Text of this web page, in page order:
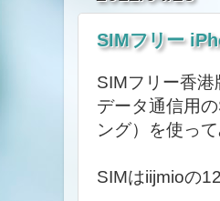
2012/04/23
SIMフリー香
データ通信用